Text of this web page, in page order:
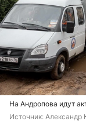
На Андропова идут
Источник: Александр